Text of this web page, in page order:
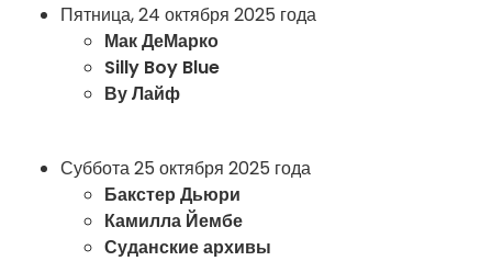
Пятница, 24 октября 2025 года
Мак ДеМарко
Silly Boy Blue
Ву Лайф
Суббота 25 октября 2025 года
Бакстер Дьюри
Камилла Йембе
Суданские архивы